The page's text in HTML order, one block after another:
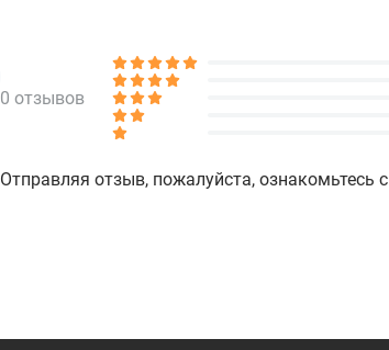
0 отзывов
Отправляя отзыв, пожалуйста, ознакомьтесь с